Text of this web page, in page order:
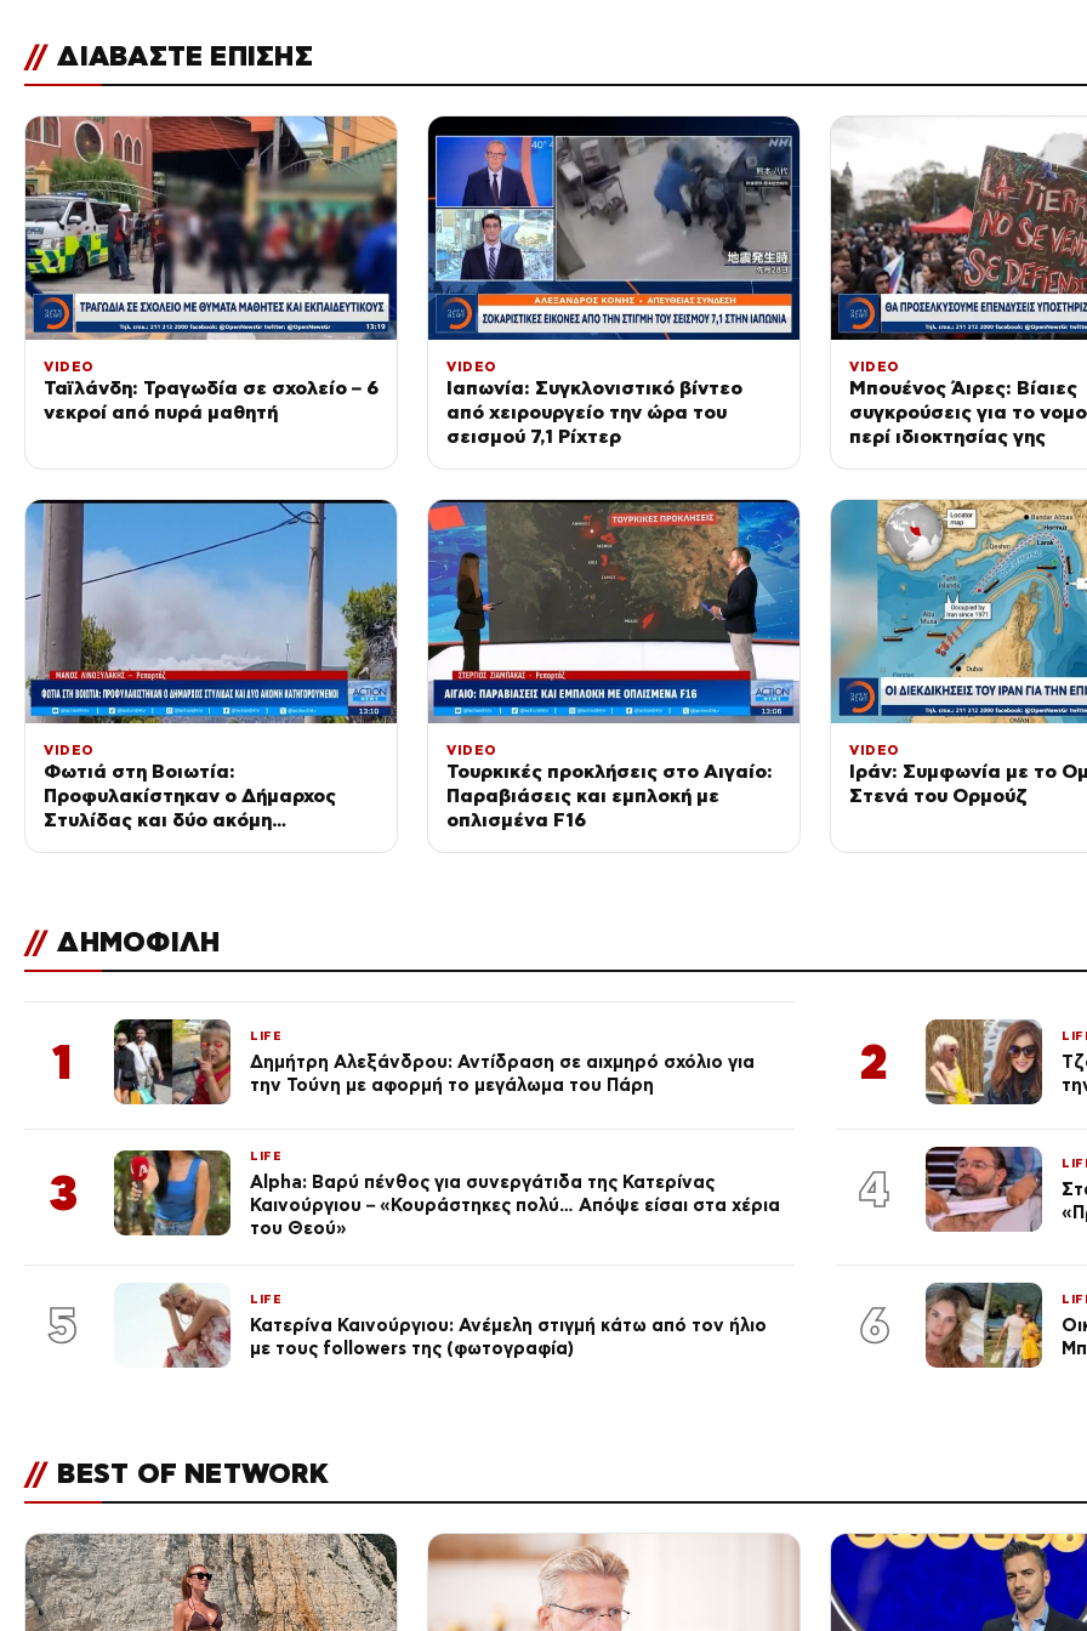
// ΔΙΑΒΑΣΤΕ ΕΠΙΣΗΣ
VIDEO
Ταϊλάνδη: Τραγωδία σε σχολείο – 6
νεκροί από πυρά μαθητή
VIDEO
Ιαπωνία: Συγκλονιστικό βίντεο
από χειρουργείο την ώρα του
σεισμού 7,1 Ρίχτερ
VIDEO
Μπουένος Άιρες: Βίαιες
συγκρούσεις για το
περί ιδιοκτησίας γης
VIDEO
Φωτιά στη Βοιωτία:
Προφυλακίστηκαν ο Δήμαρχος
Στυλίδας και δύο ακόμη
VIDEO
Τουρκικές προκλήσεις στο Αιγαίο:
Παραβιάσεις και εμπλοκή με
οπλισμένα F16
VIDEO
Ιράν: Συμφωνία με το
Στενά του Ορμούζ
// ΔΗΜΟΦΙΛΗ
1 LIFE
Δημήτρη Αλεξάνδρου: Αντίδραση σε αιχμηρό σχόλιο για
την Τούνη με αφορμή το μεγάλωμα του Πάρη
2
3
LIFE
Alpha: Βαρύ πένθος για συνεργάτιδα της Κατερίνας
Καινούργιου – «Κουράστηκες πολύ… Απόψε είσαι στα χέρια
του Θεού»
4
5 LIFE
Κατερίνα Καινούργιου: Ανέμελη στιγμή κάτω από τον ήλιο
με τους followers της (φωτογραφία)
6
// BEST OF NETWORK